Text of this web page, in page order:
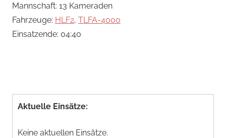
Mannschaft: 13 Kameraden
Fahrzeuge: HLF2, TLFA-4000
Einsatzende: 04:40
Aktuelle Einsätze:
Keine aktuellen Einsätze.